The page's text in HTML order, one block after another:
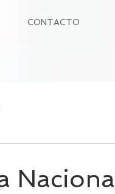
CONTACTO